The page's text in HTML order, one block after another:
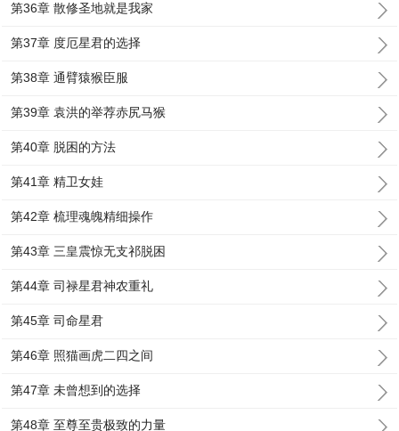
第36章 散修圣地就是我家
第37章 度厄星君的选择
第38章 通臂猿猴臣服
第39章 袁洪的举荐赤尻马猴
第40章 脱困的方法
第41章 精卫女娃
第42章 梳理魂魄精细操作
第43章 三皇震惊无支祁脱困
第44章 司禄星君神农重礼
第45章 司命星君
第46章 照猫画虎二四之间
第47章 未曾想到的选择
第48章 至尊至贵极致的力量